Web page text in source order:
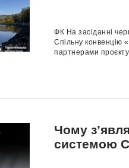
ФК На засіданні
Спільну конвенцію
партнерами
Чому
системою